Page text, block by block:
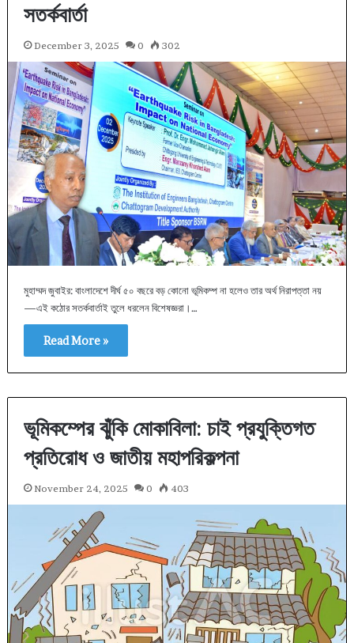
সতর্কবার্তা
December 3, 2025 0 302
মুহাম্মদ জুবাইর: বাংলাদেশে দীর্ঘ ৫০ বছরে বড় কোনো ভূমিকম্প না হলেও তার অর্থ নিরাপত্তা নয়
—এই কঠোর সতর্কবার্তাই তুলে ধরলেন বিশেষজ্ঞরা।…
Read More »
ভূমিকম্পের ঝুঁকি মোকাবিলা: চাই প্রযুক্তিগত
প্রতিরোধ ও জাতীয় মহাপরিকল্পনা
November 24, 2025 0 403